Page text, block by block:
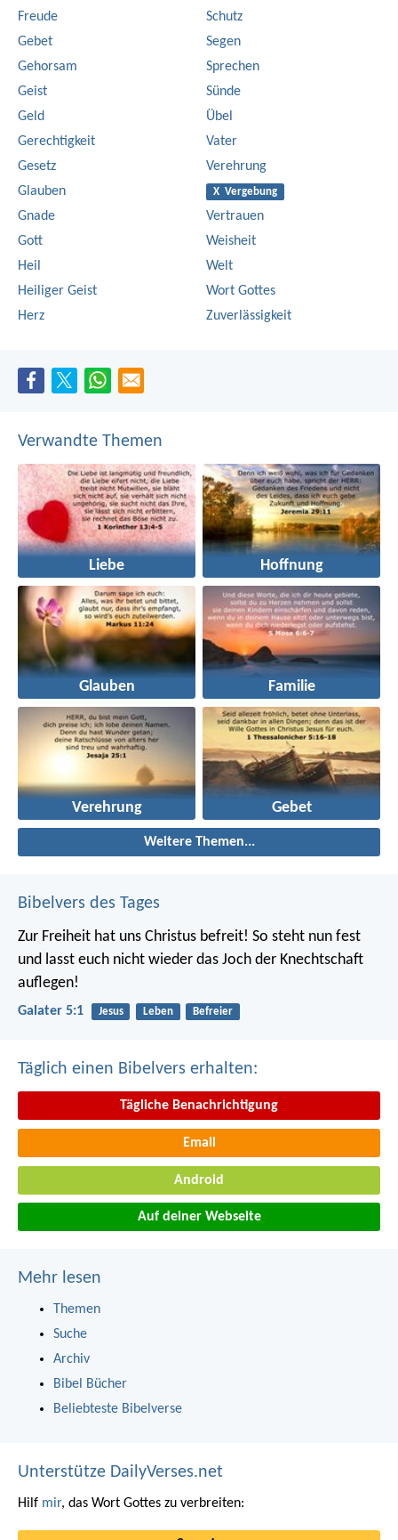
Freude
Gebet
Gehorsam
Geist
Geld
Gerechtigkeit
Gesetz
Glauben
Gnade
Gott
Heil
Heiliger Geist
Herz
Schutz
Segen
Sprechen
Sünde
Übel
Vater
Verehrung
X Vergebung
Vertrauen
Weisheit
Welt
Wort Gottes
Zuverlässigkeit
Verwandte Themen
Liebe Hoffnung
Glauben Familie
Verehrung Gebet
Weitere Themen...
Bibelvers des Tages
Zur Freiheit hat uns Christus befreit! So steht nun fest
und lasst euch nicht wieder das Joch der Knechtschaft
auflegen!
Galater 5:1 Jesus Leben Befreier
Täglich einen Bibelvers erhalten:
Tägliche Benachrichtigung
Email
Android
Auf deiner Webseite
Mehr lesen
Themen
Suche
Archiv
Bibel Bücher
Beliebteste Bibelverse
Unterstütze DailyVerses.net
Hilf mir, das Wort Gottes zu verbreiten: